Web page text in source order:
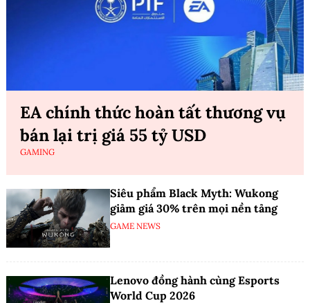
EA chính thức hoàn tất thương vụ
bán lại trị giá 55 tỷ USD
GAMING
Siêu phẩm Black Myth: Wukong
giảm giá 30% trên mọi nền tảng
GAME NEWS
Lenovo đồng hành cùng Esports
World Cup 2026